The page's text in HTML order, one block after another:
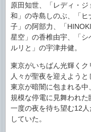
原田知世、「レディ・
和」の寺島しのぶ、「
子」の阿部力、「
星空」の香椎由宇、「
ルリと」の宇津井健。
東京がいちばん光輝く
人々が聖夜を迎えようと
東京が暗闇に包まれる
規模な停電に見舞われ
一度の夜を待ち望む12
していた。